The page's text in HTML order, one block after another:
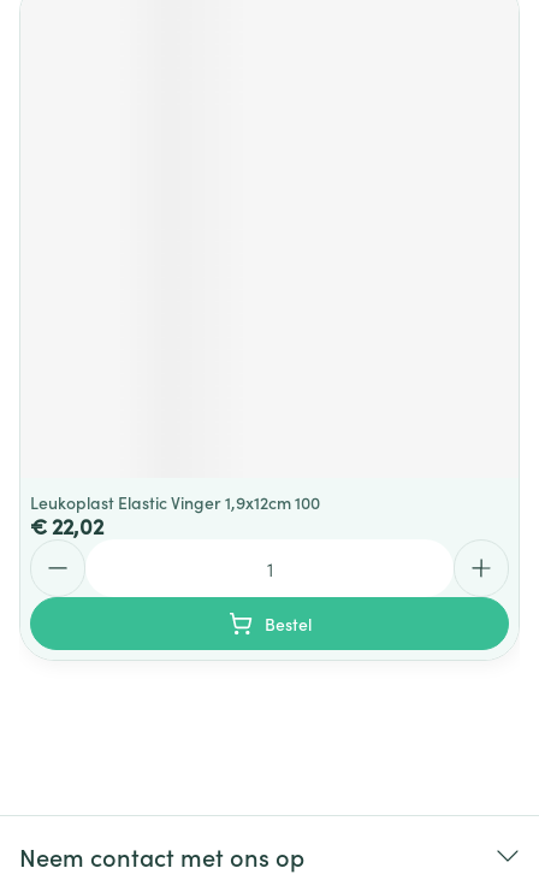
Leukoplast Elastic Vinger 1,9x12cm 100
€ 22,02
Bestel
Neem contact met ons op